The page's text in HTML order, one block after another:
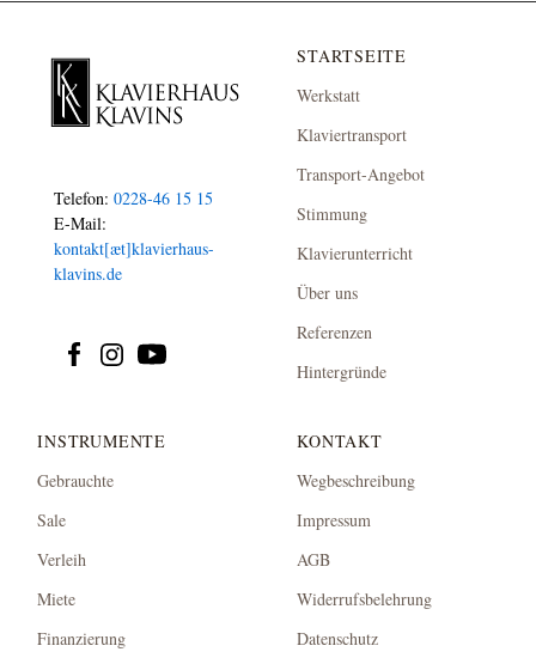
Telefon:0228-46 15 15
E-Mail:
kontakt[æt]klavierhaus-
klavins.de
STARTSEITE
Werkstatt
Klaviertransport
Transport-Angebot
Stimmung
Klavierunterricht
Über uns
Referenzen
Hintergründe
INSTRUMENTE
Gebrauchte
Sale
Verleih
Miete
Finanzierung
KONTAKT
Wegbeschreibung
Impressum
AGB
Widerrufsbelehrung
Datenschutz